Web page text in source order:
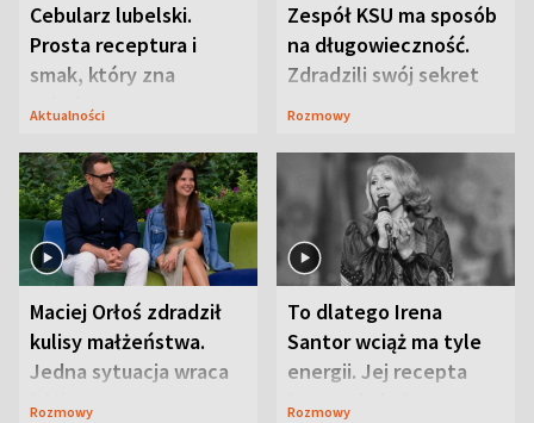
Cebularz lubelski.
Prosta receptura i
smak, który zna
Lubelszczyzna
Aktualności
Zespół KSU ma sposób
na długowieczność.
Zdradzili swój sekret
Rozmowy
Maciej Orłoś zdradził
kulisy małżeństwa.
Jedna sytuacja wraca
jak bumerang
Rozmowy
To dlatego Irena
Santor wciąż ma tyle
energii. Jej recepta
jest zaskakująco
Rozmowy